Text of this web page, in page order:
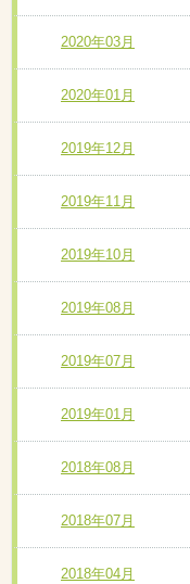
2020年03月
2020年01月
2019年12月
2019年11月
2019年10月
2019年08月
2019年07月
2019年01月
2018年08月
2018年07月
2018年04月